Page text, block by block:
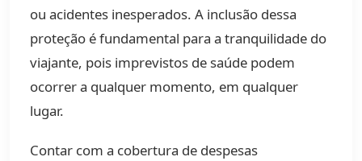
ou acidentes inesperados. A inclusão dessa
proteção é fundamental para a tranquilidade do
viajante, pois imprevistos de saúde podem
ocorrer a qualquer momento, em qualquer
lugar.
Contar com a cobertura de despesas